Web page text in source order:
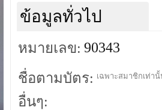
ข้อมูลทั่วไป
หมายเลข: 90343
ชื่อตามบัตร: เฉพาะสมาชิกเท่า
อื่นๆ: